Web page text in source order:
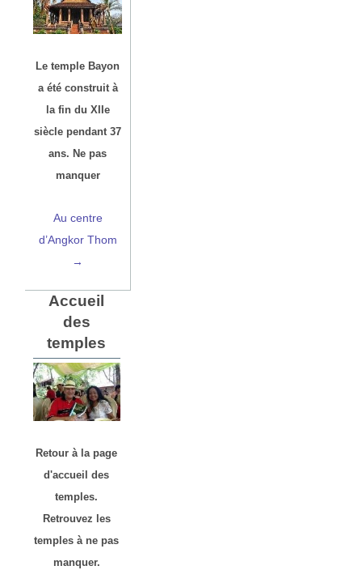
Le temple Bayon
a été construit à
la fin du XIIe
siècle pendant 37
ans. Ne pas
manquer
Au centre
d’Angkor Thom
→
Accueil
des
temples
Retour à la page
d'accueil des
temples.
Retrouvez les
temples à ne pas
manquer.